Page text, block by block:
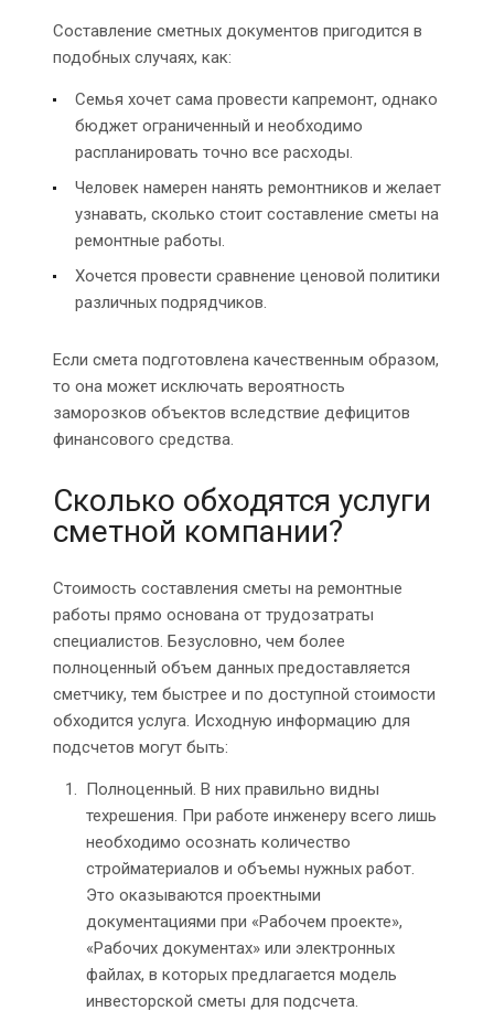
Составление сметных документов пригодится в
подобных случаях, как:
Семья хочет сама провести капремонт, однако
бюджет ограниченный и необходимо
распланировать точно все расходы.
Человек намерен нанять ремонтников и желает
узнавать, сколько стоит составление сметы на
ремонтные работы.
Хочется провести сравнение ценовой политики
различных подрядчиков.
Если смета подготовлена качественным образом,
то она может исключать вероятность
заморозков объектов вследствие дефицитов
финансового средства.
Сколько обходятся услуги
сметной компании?
Стоимость составления сметы на ремонтные
работы прямо основана от трудозатраты
специалистов. Безусловно, чем более
полноценный объем данных предоставляется
сметчику, тем быстрее и по доступной стоимости
обходится услуга. Исходную информацию для
подсчетов могут быть:
Полноценный. В них правильно видны
техрешения. При работе инженеру всего лишь
необходимо осознать количество
стройматериалов и объемы нужных работ.
Это оказываются проектными
документациями при «Рабочем проекте»,
«Рабочих документах» или электронных
файлах, в которых предлагается модель
инвесторской сметы для подсчета.